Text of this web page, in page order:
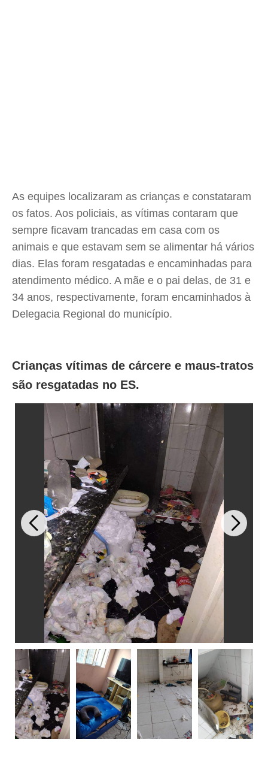
As equipes localizaram as crianças e constataram
os fatos. Aos policiais, as vítimas contaram que
sempre ficavam trancadas em casa com os
animais e que estavam sem se alimentar há vários
dias. Elas foram resgatadas e encaminhadas para
atendimento médico. A mãe e o pai delas, de 31 e
34 anos, respectivamente, foram encaminhados à
Delegacia Regional do município.
Crianças vítimas de cárcere e maus-tratos
são resgatadas no ES.